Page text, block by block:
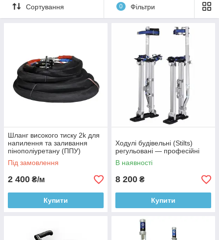
Сортування 0 Фільтри
Шланг високого тиску 2k для
напилення та заливання
пінополіуретану (ППУ)
Під замовлення
2 400 ₴/м
Купити
Ходулі будівельні (Stilts)
регульовані — професійні
В наявності
8 200 ₴
Купити